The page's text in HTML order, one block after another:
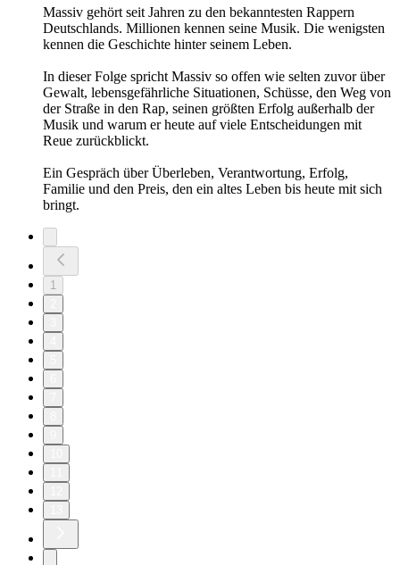
Massiv gehört seit Jahren zu den bekanntesten Rappern
Deutschlands. Millionen kennen seine Musik. Die wenigsten
kennen die Geschichte hinter seinem Leben.
In dieser Folge spricht Massiv so offen wie selten zuvor über
Gewalt, lebensgefährliche Situationen, Schüsse, den Weg von
der Straße in den Rap, seinen größten Erfolg außerhalb der
Musik und warum er heute auf viele Entscheidungen mit
Reue zurückblickt.
Ein Gespräch über Überleben, Verantwortung, Erfolg,
Familie und den Preis, den ein altes Leben bis heute mit sich
bringt.
1